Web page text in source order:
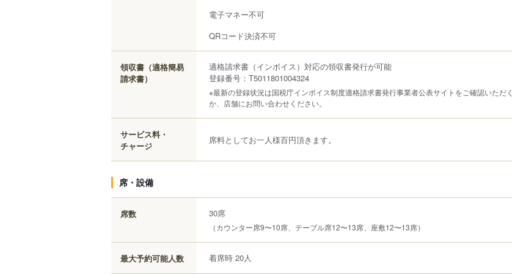
電子マネー不可
QRコード決済不可
領収書（適格簡易
請求書）
適格請求書（インボイス）対応の領収書発行が可能
登録番号：T5011801004324
※最新の登録状況は国税庁インボイス制度適格請求書発行事業者公表サイトをご確認いただく
か、店舗にお問い合わせください。
サービス料・
チャージ
席料としてお一人様百円頂きます。
席・設備
席数 30席
（カウンター席9〜10席、テーブル席12〜13席、座敷12〜13席）
最大予約可能人数 着席時 20人